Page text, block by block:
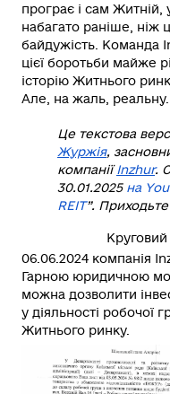
програє і сам Житній,
набагато раніше, ніж
байдужість. Команда
цієї боротьби майже
історію Житнього
Але, на жаль, реальну.
Це текстова
Журжія,
компаніїInzhur.
30.01.2025 на
REIT”.
Круговий
06.06.2024 компанія
Гарною юридичною
можна дозволити
у діяльності робочої
Житнього ринку.